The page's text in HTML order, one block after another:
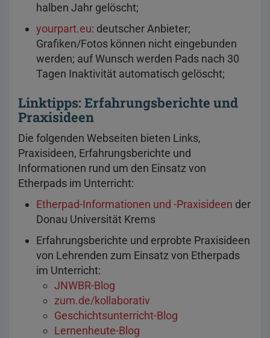
halben Jahr gelöscht;
yourpart.eu: deutscher Anbieter;
Grafiken/Fotos können nicht eingebunden
werden; auf Wunsch werden Pads nach 30
Tagen Inaktivität automatisch gelöscht;
Linktipps: Erfahrungsberichte und
Praxisideen
Die folgenden Webseiten bieten Links,
Praxisideen, Erfahrungsberichte und
Informationen rund um den Einsatz von
Etherpads im Unterricht:
Etherpad-Informationen und -Praxisideen der
Donau Universität Krems
Erfahrungsberichte und erprobte Praxisideen
von Lehrenden zum Einsatz von Etherpads
im Unterricht:
JNWBR-Blog
zum.de/kollaborativ
Geschichtsunterricht-Blog
Lernenheute-Blog